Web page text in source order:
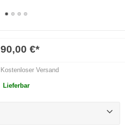
90,00 €*
Kostenloser Versand
Lieferbar